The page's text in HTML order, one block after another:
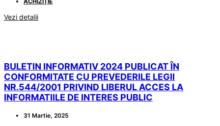
Vezi detalii
BULETIN INFORMATIV 2024 PUBLICAT ÎN
CONFORMITATE CU PREVEDERILE LEGII
NR.544/2001 PRIVIND LIBERUL ACCES LA
INFORMATIILE DE INTERES PUBLIC
31 Martie, 2025